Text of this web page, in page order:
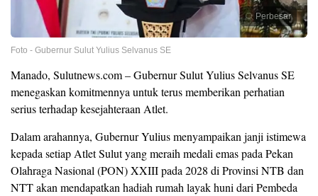
Perbesar
Foto - Gubernur Sulut Yulius Selvanus SE
Manado, Sulutnews.com – Gubernur Sulut Yulius Selvanus SE
menegaskan komitmennya untuk terus memberikan perhatian
serius terhadap kesejahteraan Atlet.
Dalam arahannya, Gubernur Yulius menyampaikan janji istimewa
kepada setiap Atlet Sulut yang meraih medali emas pada Pekan
Olahraga Nasional (PON) XXIII pada 2028 di Provinsi NTB dan
NTT akan mendapatkan hadiah rumah layak huni dari Pembeda